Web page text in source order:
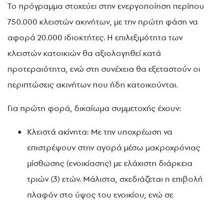
Το πρόγραμμα στοχεύει στην ενεργοποίηση περίπου
750.000 κλειστών ακινήτων, με την πρώτη φάση να
αφορά 20.000 ιδιοκτήτες. Η επιλεξιμότητα των
κλειστών κατοικιών θα αξιολογηθεί κατά
προτεραιότητα, ενώ στη συνέχεια θα εξεταστούν οι
περιπτώσεις ακινήτων που ήδη κατοικούνται.
Για πρώτη φορά, δικαίωμα συμμετοχής έχουν:
Κλειστά ακίνητα: Με την υποχρέωση να
επιστρέψουν στην αγορά μέσω μακροχρόνιας
μίσθωσης (ενοικίασης) με ελάχιστη διάρκεια
τριών (3) ετών. Μάλιστα, σχεδιάζεται η επιβολή
πλαφόν στο ύψος του ενοικίου, ενώ σε